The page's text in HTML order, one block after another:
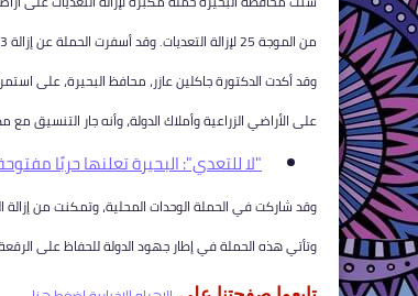
من الموجة 25 لإزالة التعديات. وقد أسفرت الحملة عن إزالة 23 تعديًا في عدة مراكز بالمحافظة.
وقد أكدت الدكتورة جاكلين عازر، محافظ البحيرة، على
على الأراضي الزراعية وأملاك الدولة، وأنه جار التنسيق مع
"لا للتعدي": البحيرة تعلنها حربًا
وقد شاركت في الحملة الوحدات المحلية، وتمكنت من إزالة
وتأتي هذه الحملة في إطار جهود الدولة للحفاظ على